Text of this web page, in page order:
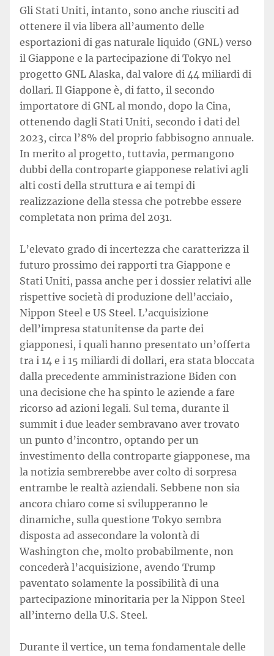
Gli Stati Uniti, intanto, sono anche riusciti ad
ottenere il via libera all’aumento delle
esportazioni di gas naturale liquido (GNL) verso
il Giappone e la partecipazione di Tokyo nel
progetto GNL Alaska, dal valore di 44 miliardi di
dollari. Il Giappone è, di fatto, il secondo
importatore di GNL al mondo, dopo la Cina,
ottenendo dagli Stati Uniti, secondo i dati del
2023, circa l’8% del proprio fabbisogno annuale.
In merito al progetto, tuttavia, permangono
dubbi della controparte giapponese relativi agli
alti costi della struttura e ai tempi di
realizzazione della stessa che potrebbe essere
completata non prima del 2031.
L’elevato grado di incertezza che caratterizza il
futuro prossimo dei rapporti tra Giappone e
Stati Uniti, passa anche per i dossier relativi alle
rispettive società di produzione dell’acciaio,
Nippon Steel e US Steel. L’acquisizione
dell’impresa statunitense da parte dei
giapponesi, i quali hanno presentato un’offerta
tra i 14 e i 15 miliardi di dollari, era stata bloccata
dalla precedente amministrazione Biden con
una decisione che ha spinto le aziende a fare
ricorso ad azioni legali. Sul tema, durante il
summit i due leader sembravano aver trovato
un punto d’incontro, optando per un
investimento della controparte giapponese, ma
la notizia sembrerebbe aver colto di sorpresa
entrambe le realtà aziendali. Sebbene non sia
ancora chiaro come si svilupperanno le
dinamiche, sulla questione Tokyo sembra
disposta ad assecondare la volontà di
Washington che, molto probabilmente, non
concederà l’acquisizione, avendo Trump
paventato solamente la possibilità di una
partecipazione minoritaria per la Nippon Steel
all’interno della U.S. Steel.
Durante il vertice, un tema fondamentale delle